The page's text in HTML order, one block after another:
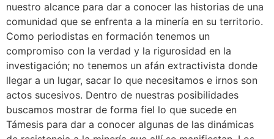
nuestro alcance para dar a conocer las historias de una
comunidad que se enfrenta a la minería en su territorio.
Como periodistas en formación tenemos un
compromiso con la verdad y la rigurosidad en la
investigación; no tenemos un afán extractivista donde
llegar a un lugar, sacar lo que necesitamos e irnos son
actos sucesivos. Dentro de nuestras posibilidades
buscamos mostrar de forma fiel lo que sucede en
Támesis para dar a conocer algunas de las dinámicas